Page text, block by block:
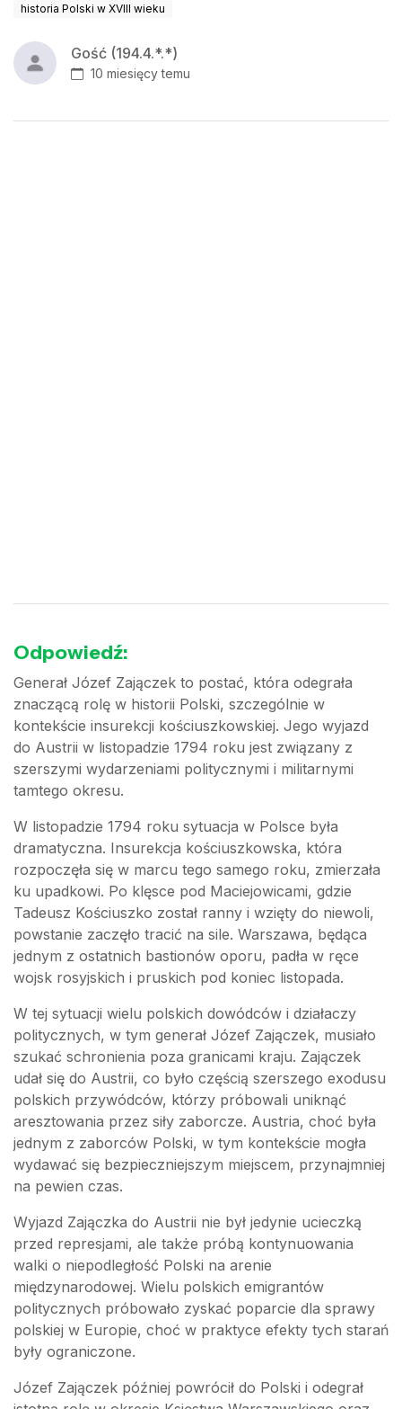
historia Polski w XVIII wieku
Gość (194.4.*.*)
10 miesięcy temu
Odpowiedź:
Generał Józef Zajączek to postać, która odegrała
znaczącą rolę w historii Polski, szczególnie w
kontekście insurekcji kościuszkowskiej. Jego wyjazd
do Austrii w listopadzie 1794 roku jest związany z
szerszymi wydarzeniami politycznymi i militarnymi
tamtego okresu.
W listopadzie 1794 roku sytuacja w Polsce była
dramatyczna. Insurekcja kościuszkowska, która
rozpoczęła się w marcu tego samego roku, zmierzała
ku upadkowi. Po klęsce pod Maciejowicami, gdzie
Tadeusz Kościuszko został ranny i wzięty do niewoli,
powstanie zaczęło tracić na sile. Warszawa, będąca
jednym z ostatnich bastionów oporu, padła w ręce
wojsk rosyjskich i pruskich pod koniec listopada.
W tej sytuacji wielu polskich dowódców i działaczy
politycznych, w tym generał Józef Zajączek, musiało
szukać schronienia poza granicami kraju. Zajączek
udał się do Austrii, co było częścią szerszego exodusu
polskich przywódców, którzy próbowali uniknąć
aresztowania przez siły zaborcze. Austria, choć była
jednym z zaborców Polski, w tym kontekście mogła
wydawać się bezpieczniejszym miejscem, przynajmniej
na pewien czas.
Wyjazd Zajączka do Austrii nie był jedynie ucieczką
przed represjami, ale także próbą kontynuowania
walki o niepodległość Polski na arenie
międzynarodowej. Wielu polskich emigrantów
politycznych próbowało zyskać poparcie dla sprawy
polskiej w Europie, choć w praktyce efekty tych starań
były ograniczone.
Józef Zajączek później powrócił do Polski i odegrał